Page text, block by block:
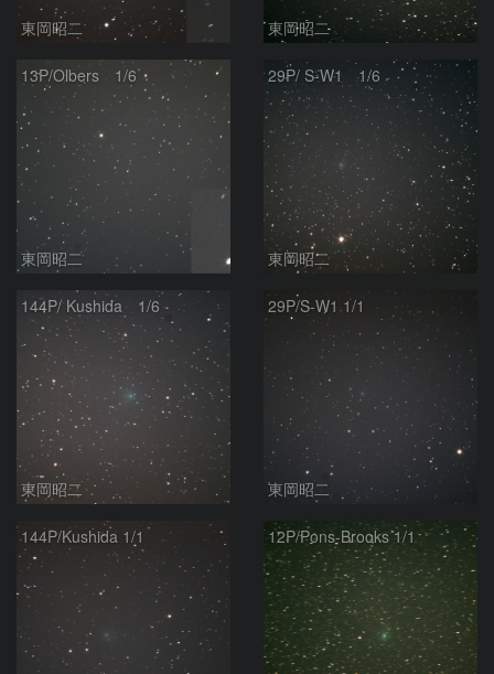
東岡昭二 東岡昭二
13P/Olbers 1/6
東岡昭二
29P/ S-W1 1/6
東岡昭二
144P/ Kushida 1/6
東岡昭二
29P/S‐W1 1/1
東岡昭二
144P/Kushida 1/1 12P/Pons-Brooks 1/1